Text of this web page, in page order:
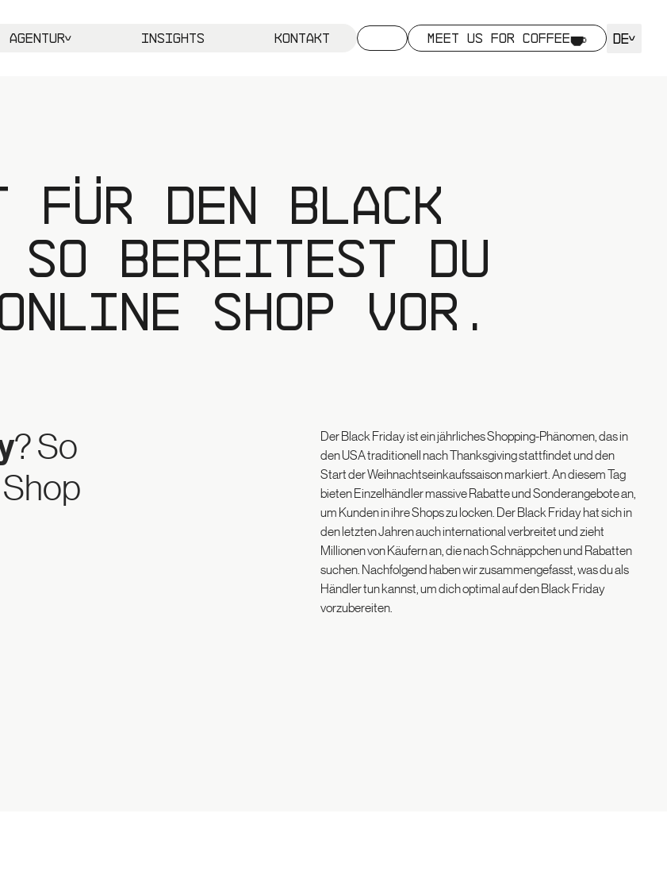
Agentur Insights Kontakt MEET US FOR COFFEE DE
für den Black
So bereitest du
Shop vor.
? So
Der Black Friday ist ein jährliches Shopping-Phänomen, das in
den USA traditionell nach Thanksgiving stattfindet und den
Start der Weihnachtseinkaufssaison markiert. An diesem Tag
bieten Einzelhändler massive Rabatte und Sonderangebote an,
um Kunden in ihre Shops zu locken. Der Black Friday hat sich in
den letzten Jahren auch international verbreitet und zieht
Millionen von Käufern an, die nach Schnäppchen und Rabatten
suchen. Nachfolgend haben wir zusammengefasst, was du als
Händler tun kannst, um dich optimal auf den Black Friday
vorzubereiten.